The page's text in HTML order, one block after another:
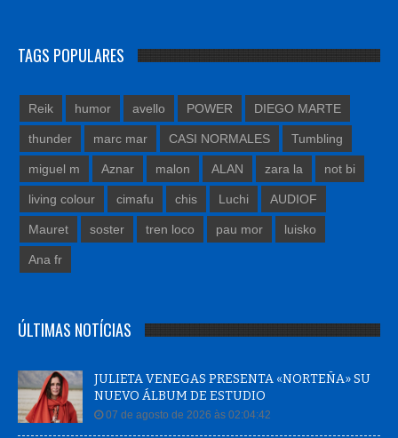
TAGS POPULARES
Reik humor avello POWER DIEGO MARTE
thunder marc mar CASI NORMALES Tumbling
miguel m Aznar malon ALAN zara la not bi
living colour cimafu chis Luchi AUDIOF
Mauret soster tren loco pau mor luisko
Ana fr
ÚLTIMAS NOTÍCIAS
JULIETA VENEGAS PRESENTA «NORTEÑA» SU
NUEVO ÁLBUM DE ESTUDIO
07 de agosto de 2026 às 02:04:42